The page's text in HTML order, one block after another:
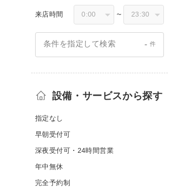
来店時間 〜
条件を指定して検索 - 件
設備・サービスから探す
指定なし
早朝受付可
深夜受付可・24時間営業
年中無休
完全予約制